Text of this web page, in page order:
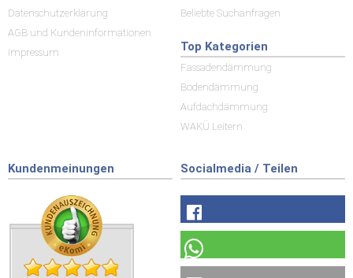
Datenschutzerklärung
AGB und Kundeninformationen
Impressum
Beliebte Suchanfragen
Top Kategorien
Fassadendämmung
Bodendämmung
Aufdachdämmung
WAKÜ Leitern
Kundenmeinungen Socialmedia / Teilen